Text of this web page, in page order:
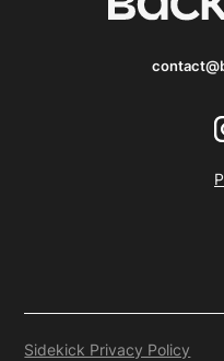
Sidekick Privacy Policy